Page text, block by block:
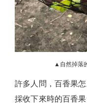
▲自然掉落
許多人問，百香果
採收下來時的百香